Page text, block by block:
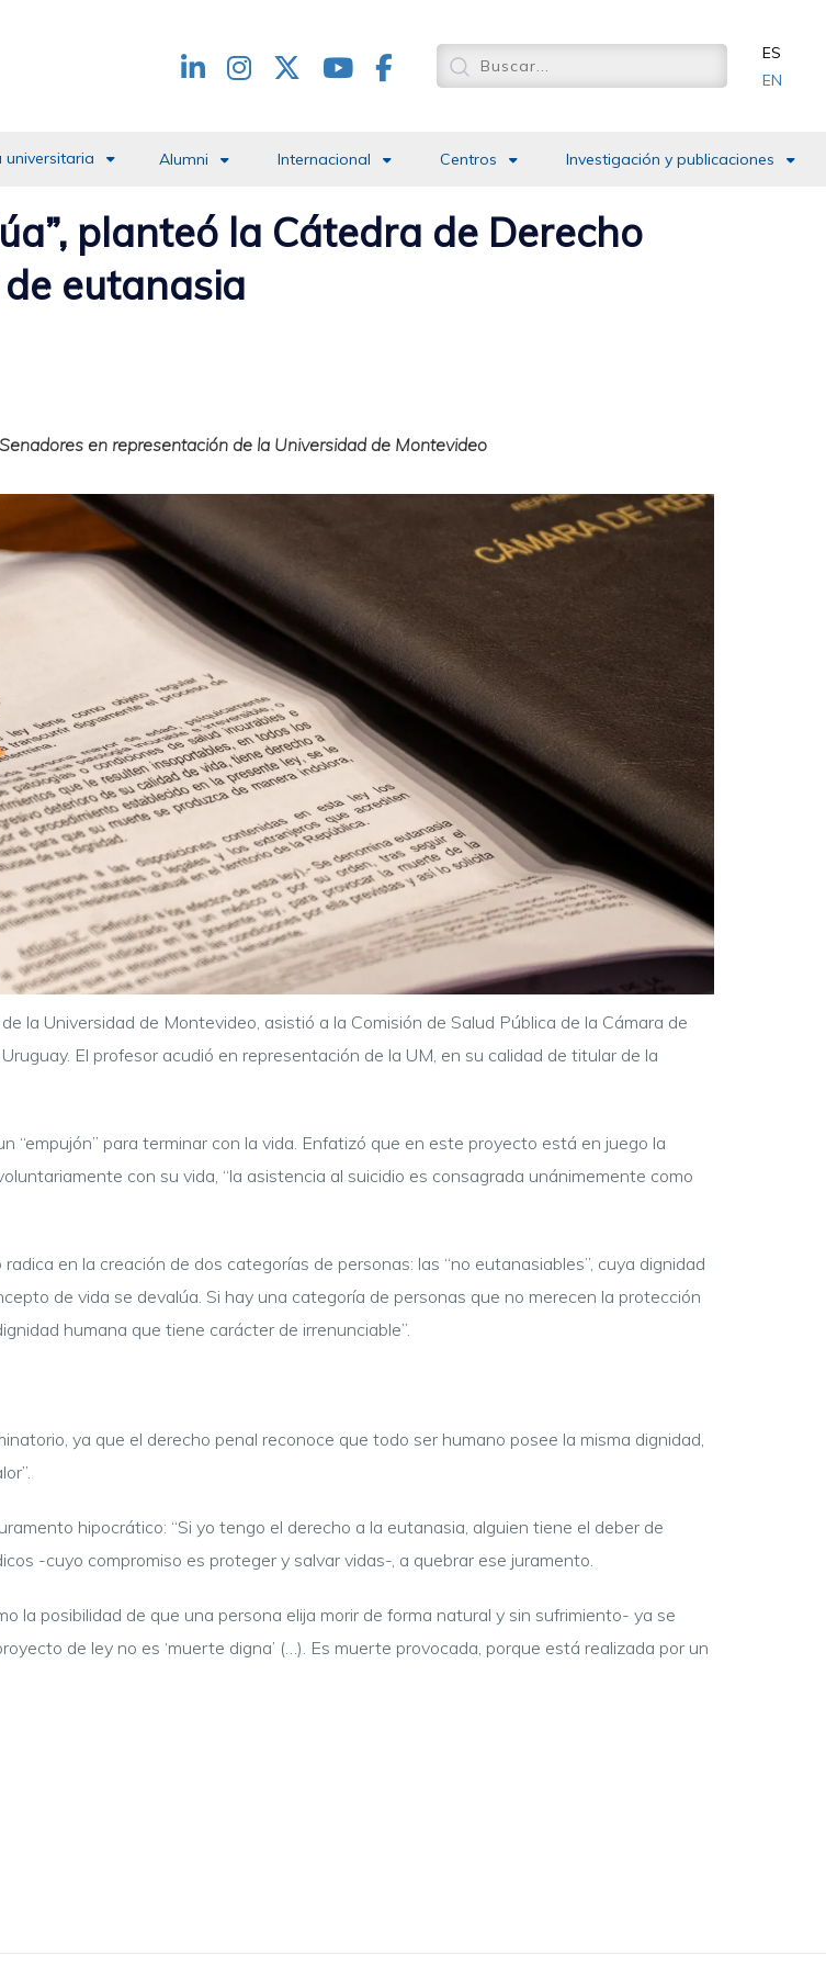
Redes
ES
EN
universitaria Alumni Internacional Centros Investigación y publicaciones
planteó la Cátedra de Derecho
eutanasia
en representación de la Universidad de Montevideo
la Universidad de Montevideo, asistió a la Comisión de Salud Pública de la Cámara de
El profesor acudió en representación de la UM, en su calidad de titular de la
“empujón” para terminar con la vida. Enfatizó que en este proyecto está en juego la
con su vida, “la asistencia al suicidio es consagrada unánimemente como
en la creación de dos categorías de personas: las “no eutanasiables”, cuya dignidad
de vida se devalúa. Si hay una categoría de personas que no merecen la protección
humana que tiene carácter de irrenunciable”.
ya que el derecho penal reconoce que todo ser humano posee la misma dignidad,
hipocrático: “Si yo tengo el derecho a la eutanasia, alguien tiene el deber de
-cuyo compromiso es proteger y salvar vidas-, a quebrar ese juramento.
la posibilidad de que una persona elija morir de forma natural y sin sufrimiento- ya se
de ley no es ‘muerte digna’ (…). Es muerte provocada, porque está realizada por un